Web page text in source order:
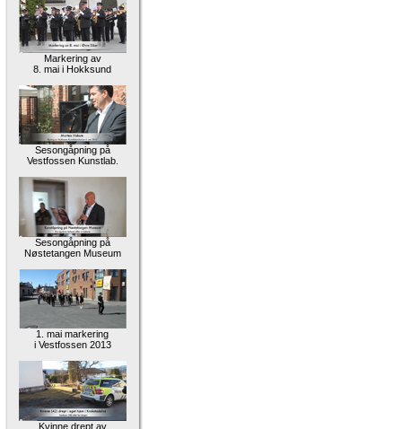
Markering av
8. mai i Hokksund
Sesongåpning på
Vestfossen Kunstlab.
Sesongåpning på
Nøstetangen Museum
1. mai markering
i Vestfossen 2013
Kvinne drept av